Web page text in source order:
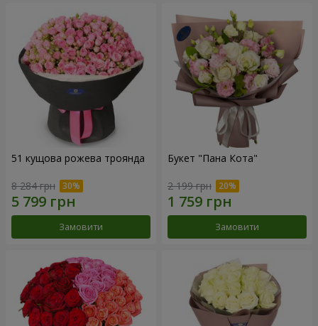
51 кущова рожева троянда
8 284 грн
Замовити
Букет "Пана Кота"
2 199 грн
Замовити